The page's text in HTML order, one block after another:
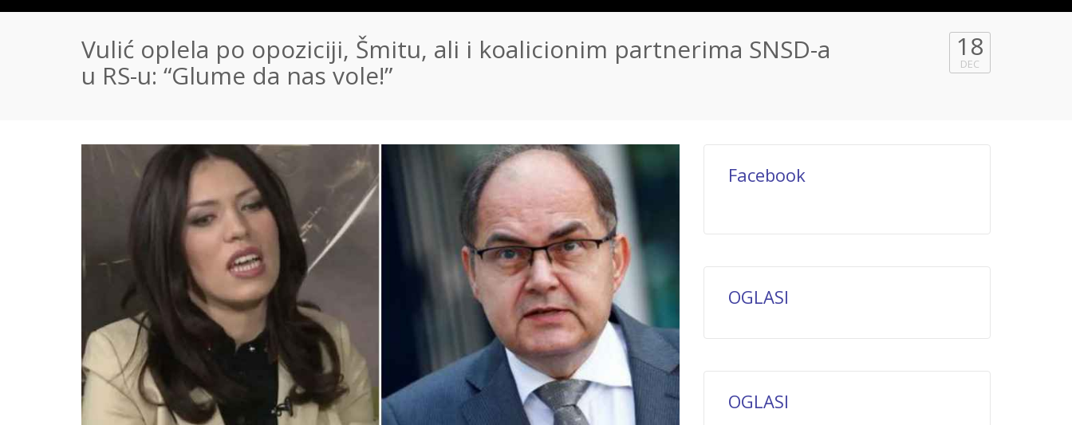
Vulić oplela po opoziciji, Šmitu, ali i koalicionim partnerima SNSD-a
u RS-u: “Glume da nas vole!”
18
DEC
Facebook
OGLASI
OGLASI